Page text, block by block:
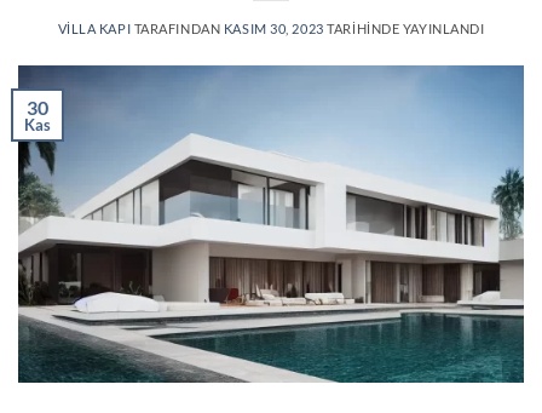
VILLA KAPI TARAFINDAN KASIM 30, 2023 TARIHINDE YAYINLANDI
30
Kas